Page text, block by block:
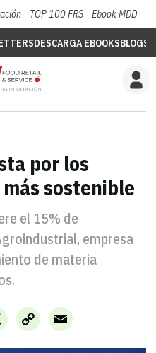
TOP 100 FRS Ebook MDD
DESCARGA EBOOKSBLOGS
por los
sostenible
el 15% de
empresa
de materia
X
Copy
Link
Email